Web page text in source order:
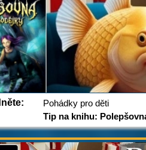
Pohádky pro děti
Tip na knihu: